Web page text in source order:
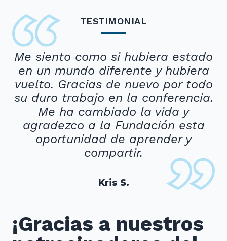
TESTIMONIAL
Me siento como si hubiera estado
en un mundo diferente y hubiera
vuelto. Gracias de nuevo por todo
su duro trabajo en la conferencia.
Me ha cambiado la vida y
agradezco a la Fundación esta
oportunidad de aprender y
compartir.
Kris S.
¡Gracias a nuestros